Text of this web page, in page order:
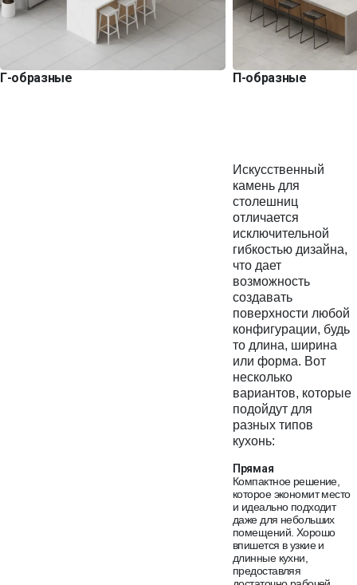
Г-образные П-образные
Искусственный
камень для
столешниц
отличается
исключительной
гибкостью дизайна,
что дает
возможность
создавать
поверхности любой
конфигурации, будь
то длина, ширина
или форма. Вот
несколько
вариантов, которые
подойдут для
разных типов
кухонь:
Прямая
Компактное решение,
которое экономит место
и идеально подходит
даже для небольших
помещений. Хорошо
впишется в узкие и
длинные кухни,
предоставляя